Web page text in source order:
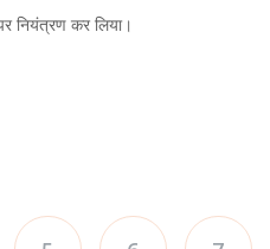
नियंत्रण कर लिया।